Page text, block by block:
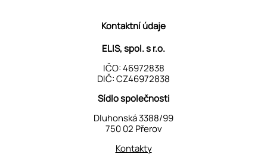
Kontaktní údaje
ELIS, spol. s r.o.
IČO: 46972838
DIČ: CZ46972838
Sídlo společnosti
Dluhonská 3388/99
750 02 Přerov
Kontakty